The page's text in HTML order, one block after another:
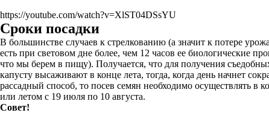
https://youtube.com/watch?v=XlST04DSsYU
Сроки посадки
В большинстве случаев к стрелкованию (а значит к потере
есть при световом дне более, чем 12 часов ее биологические
что мы берем в пищу). Получается, что для получения
капусту высаживают в конце лета, тогда, когда день начнет
рассадный способ, то посев семян необходимо осуществлять
или летом с 19 июля по 10 августа.
Совет!